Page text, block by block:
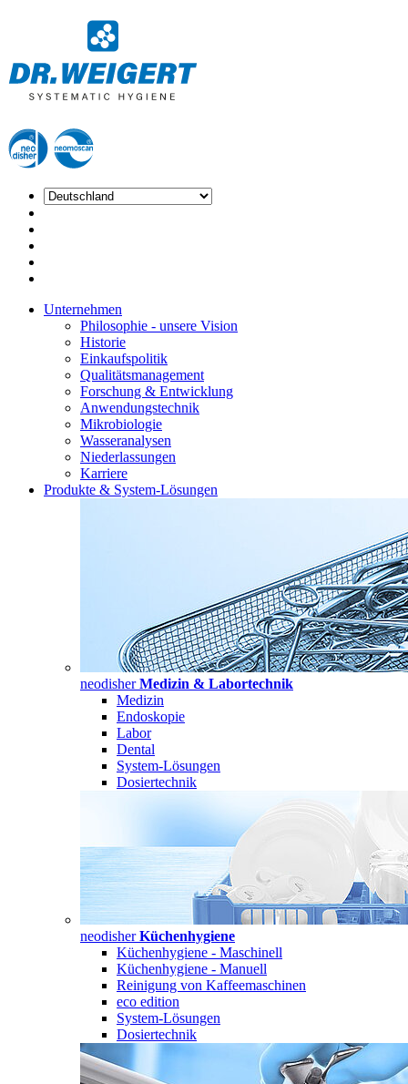
Unternehmen
Philosophie - unsere Vision
Historie
Einkaufspolitik
Qualitätsmanagement
Forschung & Entwicklung
Anwendungstechnik
Mikrobiologie
Wasseranalysen
Niederlassungen
Karriere
Produkte & System-Lösungen
neodisherMedizin & Labortechnik
Medizin
Endoskopie
Labor
Dental
System-Lösungen
Dosiertechnik
neodisherKüchenhygiene
Küchenhygiene - Maschinell
Küchenhygiene - Manuell
Reinigung von Kaffeemaschinen
eco edition
System-Lösungen
Dosiertechnik